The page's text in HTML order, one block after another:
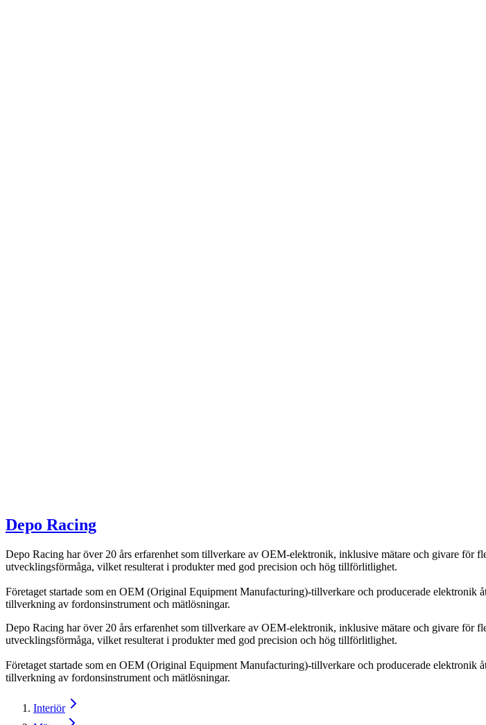
Depo Racing
Depo Racing har över 20 års erfarenhet som tillverkare av OEM-elektronik, inklusive mätare och givare för
utvecklingsförmåga, vilket resulterat i produkter med god precision och hög tillförlitlighet.
Företaget startade som en OEM (Original Equipment Manufacturing)-tillverkare och producerade elektronik
tillverkning av fordonsinstrument och mätlösningar.
Depo Racing har över 20 års erfarenhet som tillverkare av OEM-elektronik, inklusive mätare och givare för
utvecklingsförmåga, vilket resulterat i produkter med god precision och hög tillförlitlighet.
Företaget startade som en OEM (Original Equipment Manufacturing)-tillverkare och producerade elektronik
tillverkning av fordonsinstrument och mätlösningar.
Interiör